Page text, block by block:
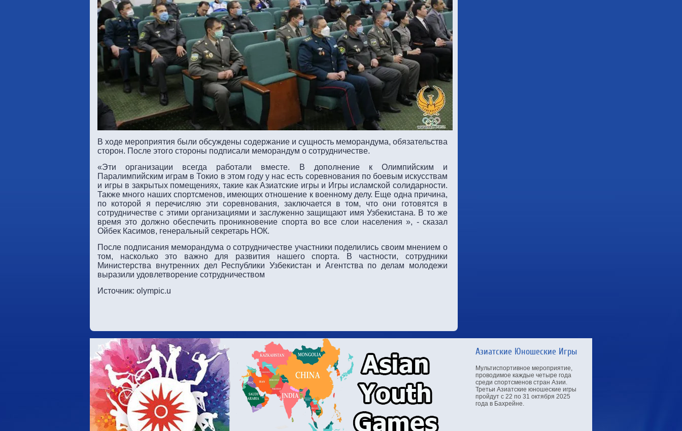
В ходе мероприятия были обсуждены содержание и сущность меморандума, обязательства
сторон. После этого стороны подписали меморандум о сотрудничестве.
«Эти организации всегда работали вместе. В дополнение к Олимпийским и
Паралимпийским играм в Токио в этом году у нас есть соревнования по боевым искусствам
и игры в закрытых помещениях, такие как Азиатские игры и Игры исламской солидарности.
Также много наших спортсменов, имеющих отношение к военному делу. Еще одна причина,
по которой я перечисляю эти соревнования, заключается в том, что они готовятся в
сотрудничестве с этими организациями и заслуженно защищают имя Узбекистана. В то же
время это должно обеспечить проникновение спорта во все слои населения », - сказал
Ойбек Касимов, генеральный секретарь НОК.
После подписания меморандума о сотрудничестве участники поделились своим мнением о
том, насколько это важно для развития нашего спорта. В частности, сотрудники
Министерства внутренних дел Республики Узбекистан и Агентства по делам молодежи
выразили удовлетворение сотрудничеством
Источник: olympic.u